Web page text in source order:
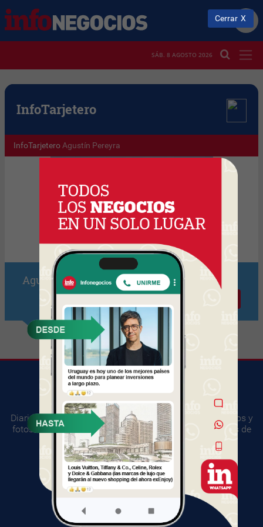
SÁB. 8 AGOSTO 2026
InfoTarjetero
InfoTarjeteroAgustín Pereyra
Agustín Pereyra
Diario digital del mundo empresarial. Información, videos y
fotos sobre los principales acontecimientos y negocios de
Uruguay.
SUGERENCIAS
Cerrar